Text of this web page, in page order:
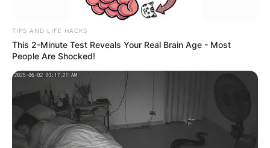
TIPS AND LIFE HACKS
This 2-Minute Test Reveals Your Real Brain Age - Most
People Are Shocked!